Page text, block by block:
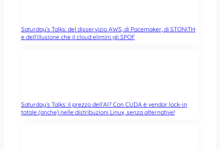
Saturday’s Talks: del disservizio AWS, di Pacemaker, di STONITH
e dell’illusione che il cloud elimini gli SPOF
Saturday’s Talks: il prezzo dell’AI? Con CUDA è vendor lock-in
totale (anche) nelle distribuzioni Linux, senza alternative!